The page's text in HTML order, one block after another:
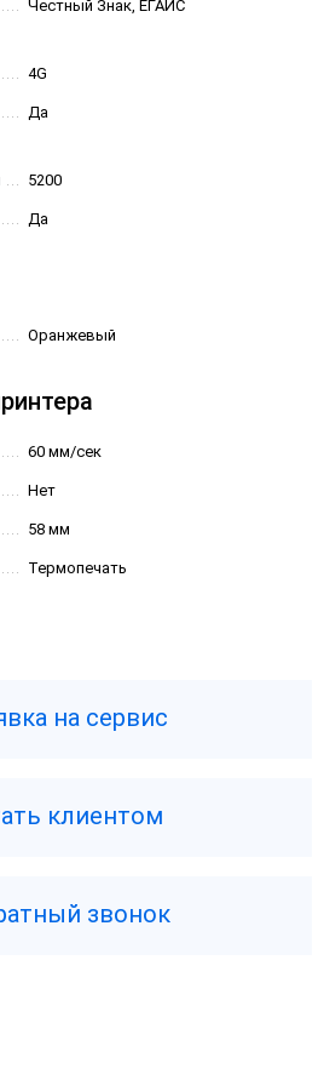
Честный Знак, ЕГАИС
4G
Да
5200
Да
Оранжевый
60 мм/сек
Нет
58 мм
Термопечать
на сервис
клиентом
звонок